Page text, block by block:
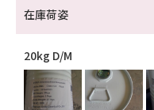
在庫荷姿
20kg D/M